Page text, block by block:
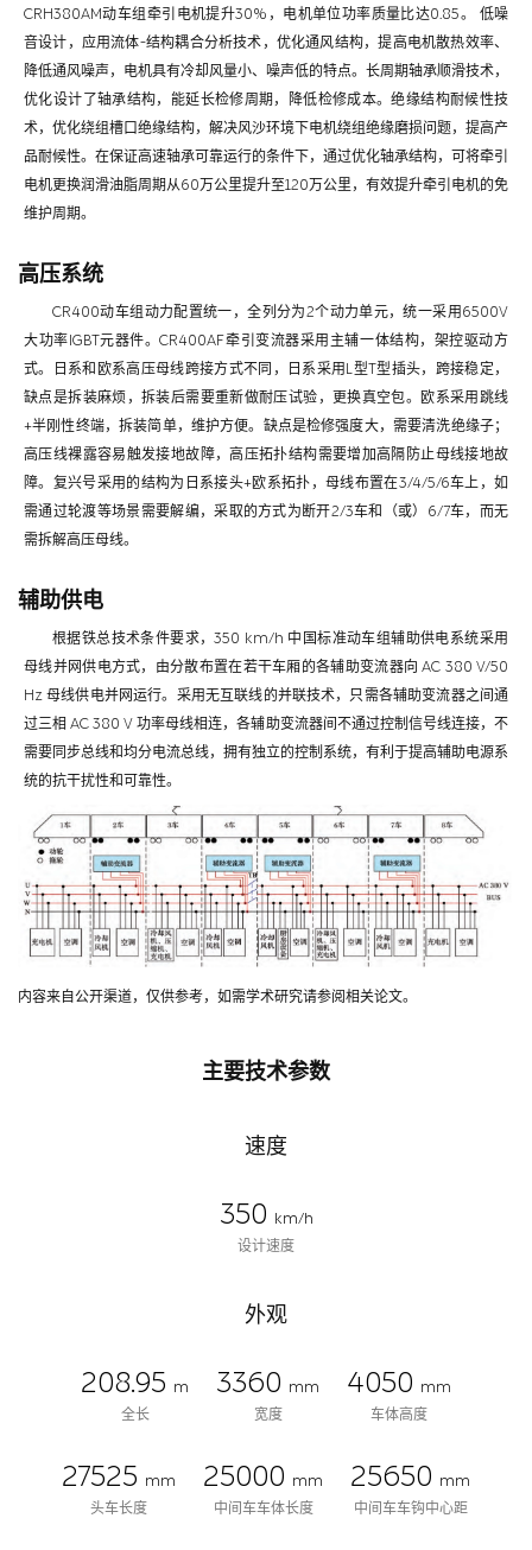
CRH380AM动车组牵引电机提升30%，电机单位功率质量比达0.85。 低噪
音设计，应用流体-结构耦合分析技术，优化通风结构，提高电机散热效率、
降低通风噪声，电机具有冷却风量小、噪声低的特点。长周期轴承顺滑技术，
优化设计了轴承结构，能延长检修周期，降低检修成本。绝缘结构耐候性技
术，优化绕组槽口绝缘结构，解决风沙环境下电机绕组绝缘磨损问题，提高产
品耐候性。在保证高速轴承可靠运行的条件下，通过优化轴承结构，可将牵引
电机更换润滑油脂周期从60万公里提升至120万公里，有效提升牵引电机的免
维护周期。
高压系统
CR400动车组动力配置统一，全列分为2个动力单元，统一采用6500V
大功率IGBT元器件。CR400AF牵引变流器采用主辅一体结构，架控驱动方
式。日系和欧系高压母线跨接方式不同，日系采用L型T型插头，跨接稳定，
缺点是拆装麻烦，拆装后需要重新做耐压试验，更换真空包。欧系采用跳线
+半刚性终端，拆装简单，维护方便。缺点是检修强度大，需要清洗绝缘子；
高压线裸露容易触发接地故障，高压拓扑结构需要增加高隔防止母线接地故
障。复兴号采用的结构为日系接头+欧系拓扑，母线布置在3/4/5/6车上，如
需通过轮渡等场景需要解编，采取的方式为断开2/3车和（或）6/7车，而无
需拆解高压母线。
辅助供电
根据铁总技术条件要求，350 km/h 中国标准动车组辅助供电系统采用
母线并网供电方式，由分散布置在若干车厢的各辅助变流器向 AC 380 V/50
Hz 母线供电并网运行。采用无互联线的并联技术，只需各辅助变流器之间通
过三相 AC 380 V 功率母线相连，各辅助变流器间不通过控制信号线连接，不
需要同步总线和均分电流总线，拥有独立的控制系统，有利于提高辅助电源系
统的抗干扰性和可靠性。
内容来自公开渠道，仅供参考，如需学术研究请参阅相关论文。
主要技术参数
速度
350
km/h
设计速度
外观
208.95 m
全长
3360 mm
宽度
4050 mm
车体高度
27525 mm
头车长度
25000 mm
中间车车体长度
25650 mm
中间车车钩中心距